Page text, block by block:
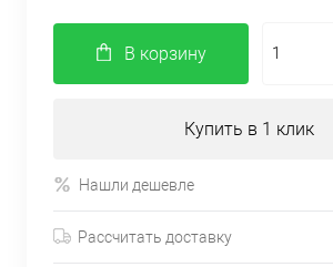
В корзину
Купить в 1 клик
Нашли дешевле
Рассчитать доставку